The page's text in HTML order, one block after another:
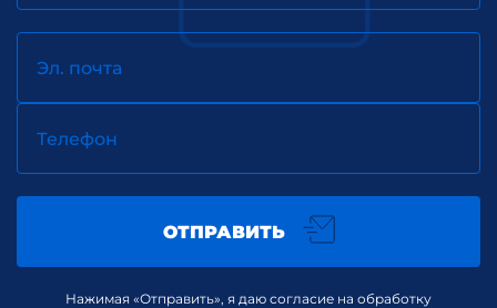
Эл. почта
Телефон
ОТПРАВИТЬ
Нажимая «Отправить», я даю согласие на обработку